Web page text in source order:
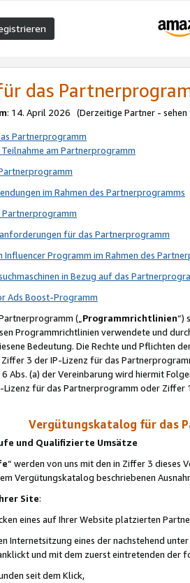
das
: 14. April 2026 (Derzeitige Partner - sehen
Partnerprogramm
am Partnerprogramm
im Rahmen des Partnerprogramms
für das Partnerprogramm
Influencer Programm im Rahmen des
in Bezug auf das
Ads Boost-Programm
(„Programmrichtlinien“)
Programmrichtlinien verwendete und
Bedeutung. Die Rechte und Pflichten
3 der IP-Lizenz für das
Abs. (a) der Vereinbarung wird hiermit
Lizenz für das Partnerprogramm oder
Vergütungskatalog für das
und Qualifizierte Umsätze
“ werden von uns mit den in Ziffer 3
Vergütungskatalog beschriebenen
Site:
eines auf Ihrer Website platzierten
Internetsitzung eines der nachstehend
und mit dem zuerst eintretenden der
seit dem Klick,